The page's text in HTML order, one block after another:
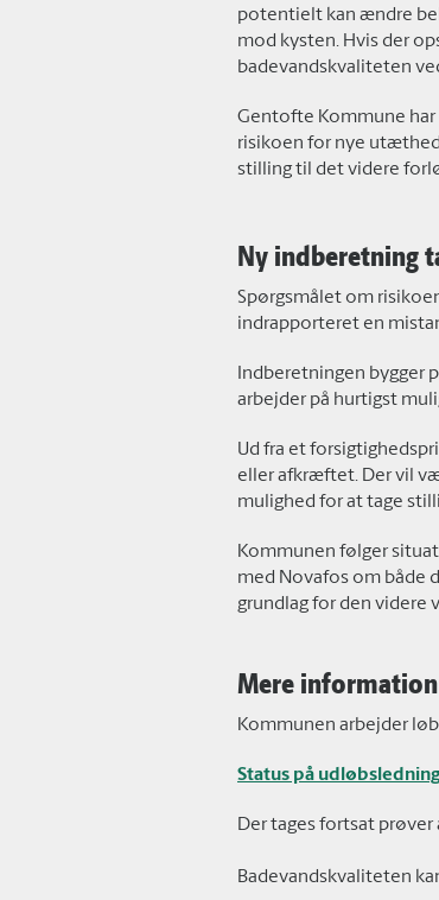
potentielt kan ændre
mod kysten. Hvis der
badevandskvaliteten
Gentofte Kommune
risikoen for nye
stilling til det videre
Ny indberetning
Spørgsmålet om
indrapporteret en
Indberetningen bygger
arbejder på hurtigst
Ud fra et
eller afkræftet. Der vil
mulighed for at tage
Kommunen følger
med Novafos om både
grundlag for den videre
Mere information
Kommunen arbejder
Status på
Der tages fortsat prøver
Badevandskvaliteten